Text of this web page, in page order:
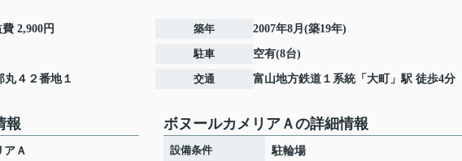
2,900円
丸４２番地１
築年 2007年8月(築19年)
駐車 空有(8台)
交通 富山地方鉄道１系統「 大町 」駅 徒歩4分
報
アＡ
ボヌールカメリアＡの詳細情報
設備条件
駐輪場